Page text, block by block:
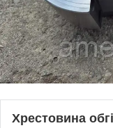
Хрестовина